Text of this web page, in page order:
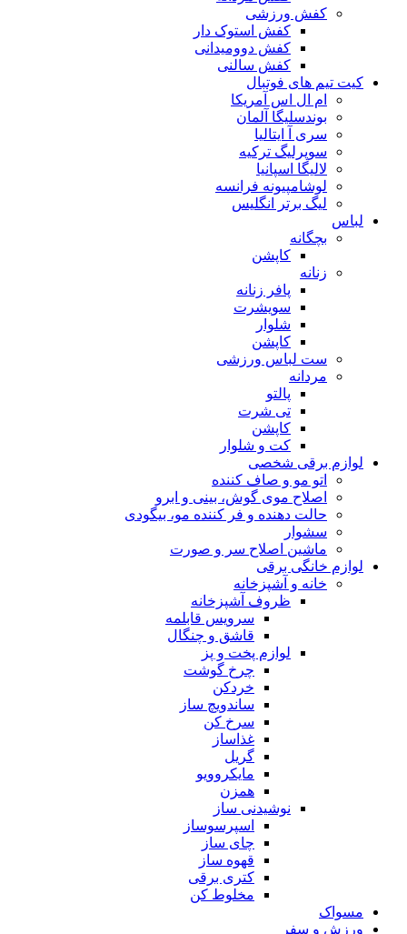
کفش ورزشی
کفش استوک دار
کفش دوومیدانی
کفش سالنی
کیت تیم های فوتبال
ام ال اس آمریکا
بوندسلیگا آلمان
سری آ ایتالیا
سوپرلیگ ترکیه
لالیگا اسپانیا
لوشامپیونه فرانسه
لیگ برتر انگلیس
لباس
بچگانه
کاپشن
زنانه
پافر زنانه
سویشرت
شلوار
کاپشن
ست لباس ورزشی
مردانه
پالتو
تی شرت
کاپشن
کت و شلوار
لوازم برقی شخصی
اتو مو و صاف کننده
اصلاح موی گوش، بینی و ابرو
حالت دهنده و فر کننده مو، بیگودی
سشوار
ماشین اصلاح سر و صورت
لوازم خانگی برقی
خانه و آشپزخانه
ظروف آشپزخانه
سرویس قابلمه
قاشق و چنگال
لوازم پخت و پز
چرخ گوشت
خردکن
ساندویچ ساز
سرخ کن
غذاساز
گریل
مایکروویو
همزن
نوشیدنی ساز
اسپرسوساز
چای ساز
قهوه ساز
کتری برقی
مخلوط کن
مسواک
ورزش و سفر